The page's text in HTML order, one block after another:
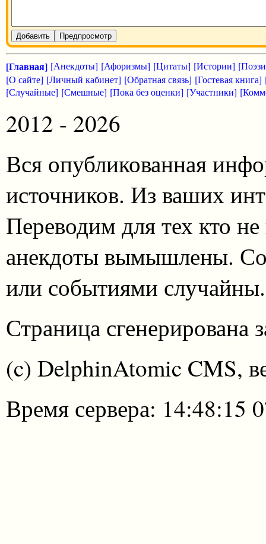
Добавить Предпросмотр
[Главная] [Анекдоты] [Афоризмы] [Цитаты] [Истории]
[О сайте] [Личный кабинет] [Обратная связь] [Гостевая книга]
[Случайные] [Смешные] [Пока без оценки] [Участники]
2012 - 2026
Вся опубликованная
источников. Из ваших
Переводим для тех кто
анекдоты вымышлены.
или событиями случайны.
Страница сгенерирована
(c) DelphinAtomic CMS,
Время сервера: 14:48:15